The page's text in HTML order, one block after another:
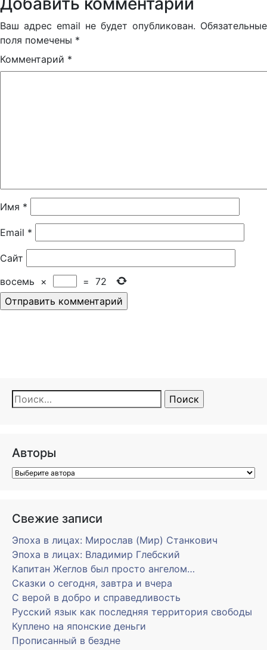
Ваш адрес email не будет опубликован. Обязательные
поля помечены *
Комментарий *
Имя *
Email *
Сайт
восемь × = 72
Найти:
Авторы
Свежие записи
Эпоха в лицах: Мирослав (Мир) Станкович
Эпоха в лицах: Владимир Глебский
Капитан Жеглов был просто ангелом…
Сказки о сегодня, завтра и вчера
С верой в добро и справедливость
Русский язык как последняя территория свободы
Куплено на японские деньги
Прописанный в бездне